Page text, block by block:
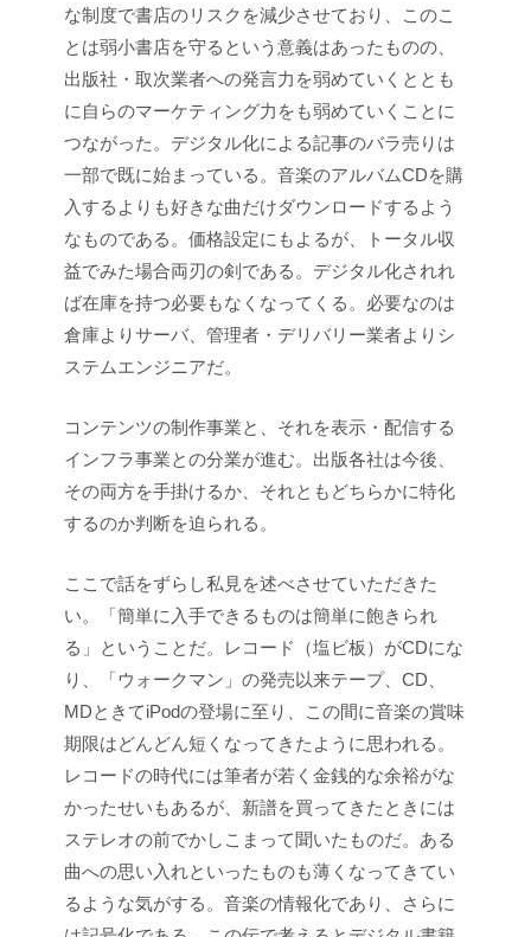
な制度で書店のリスクを減少させており、このこ
とは弱小書店を守るという意義はあったものの、
出版社・取次業者への発言力を弱めていくととも
に自らのマーケティング力をも弱めていくことに
つながった。デジタル化による記事のバラ売りは
一部で既に始まっている。音楽のアルバムCDを購
入するよりも好きな曲だけダウンロードするよう
なものである。価格設定にもよるが、トータル収
益でみた場合両刃の剣である。デジタル化されれ
ば在庫を持つ必要もなくなってくる。必要なのは
倉庫よりサーバ、管理者・デリバリー業者よりシ
ステムエンジニアだ。
コンテンツの制作事業と、それを表示・配信する
インフラ事業との分業が進む。出版各社は今後、
その両方を手掛けるか、それともどちらかに特化
するのか判断を迫られる。
ここで話をずらし私見を述べさせていただきた
い。「簡単に入手できるものは簡単に飽きられ
る」ということだ。レコード（塩ビ板）がCDにな
り、「ウォークマン」の発売以来テープ、CD、
MDときてiPodの登場に至り、この間に音楽の賞味
期限はどんどん短くなってきたように思われる。
レコードの時代には筆者が若く金銭的な余裕がな
かったせいもあるが、新譜を買ってきたときには
ステレオの前でかしこまって聞いたものだ。ある
曲への思い入れといったものも薄くなってきてい
るような気がする。音楽の情報化であり、さらに